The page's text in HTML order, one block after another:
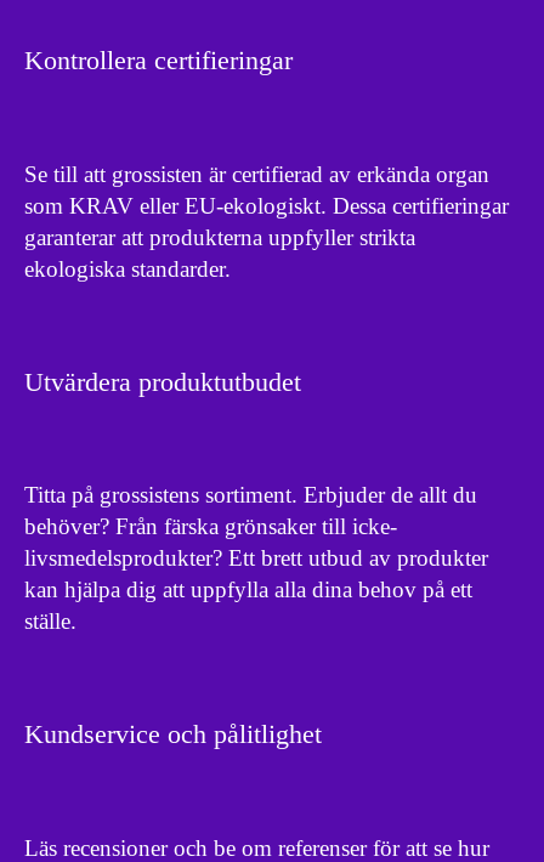
Kontrollera certifieringar
Se till att grossisten är certifierad av erkända organ
som KRAV eller EU-ekologiskt. Dessa certifieringar
garanterar att produkterna uppfyller strikta
ekologiska standarder.
Utvärdera produktutbudet
Titta på grossistens sortiment. Erbjuder de allt du
behöver? Från färska grönsaker till icke-
livsmedelsprodukter? Ett brett utbud av produkter
kan hjälpa dig att uppfylla alla dina behov på ett
ställe.
Kundservice och pålitlighet
Läs recensioner och be om referenser för att se hur